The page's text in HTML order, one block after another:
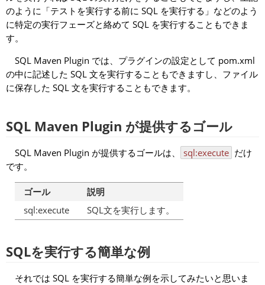
のように「テストを実行する前に SQL を実行する」などのよう
に特定の実行フェーズと絡めて SQL を実行することもできま
す。
SQL Maven Plugin では、プラグインの設定として pom.xml
の中に記述した SQL 文を実行することもできますし、ファイル
に保存した SQL 文を実行することもできます。
SQL Maven Plugin が提供するゴール
SQL Maven Plugin が提供するゴールは、 sql:execute だけ
です。
ゴール
説明
sql:execute
SQL文を実行します。
SQLを実行する簡単な例
それでは SQL を実行する簡単な例を示してみたいと思いま